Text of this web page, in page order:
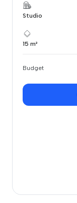
Studio
15 m²
Budget